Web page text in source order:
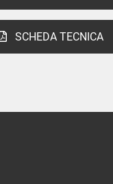
SCHEDA TECNICA